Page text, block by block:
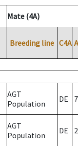
Mate (4A)
Breeding line C4A
AGT
Population
DE 7
AGT
Population
DE 2